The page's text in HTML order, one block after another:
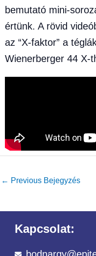
bemutató mini-
értünk. A rövid
az “X-faktor” a
Wienerberger 44 X-
← Previous Bejegyzés
Kapcsolat: